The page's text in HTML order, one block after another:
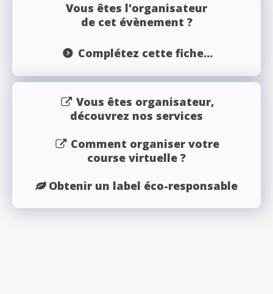
Vous êtes l'organisateur
de cet évènement ?
Complétez cette fiche...
Vous êtes organisateur,
découvrez nos services
Comment organiser votre
course virtuelle ?
Obtenir un label éco-responsable